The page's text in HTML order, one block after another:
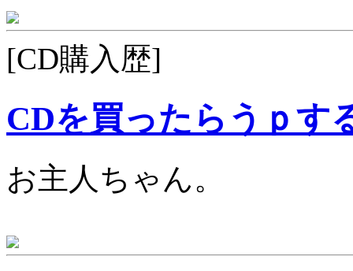
[CD購入歴]
CDを買ったらうｐす
お主人ちゃん。